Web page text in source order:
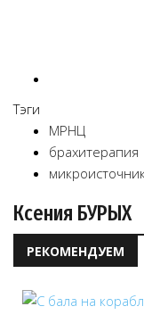
Тэги
МРНЦ
брахитерапия
Ксения БУРЫХ
РЕКОМЕНДУЕМ